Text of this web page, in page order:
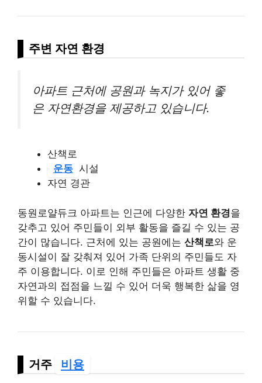
주변 자연 환경
아파트 근처에 공원과 녹지가 있어 좋
은 자연환경을 제공하고 있습니다.
산책로
운동 시설
자연 경관
동원로얄듀크 아파트는 인근에 다양한 자연 환경을
갖추고 있어 주민들이 외부 활동을 즐길 수 있는 공
간이 많습니다. 근처에 있는 공원에는 산책로와 운
동시설이 잘 갖춰져 있어 가족 단위의 주민들도 자
주 이용합니다. 이로 인해 주민들은 아파트 생활 중
자연과의 접점을 느낄 수 있어 더욱 행복한 삶을 영
위할 수 있습니다.
거주 비용